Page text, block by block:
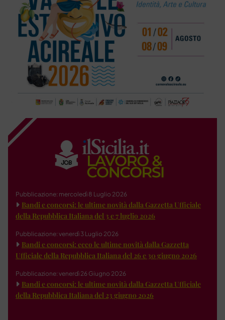
Pubblicazione: mercoledì 8 Luglio 2026
Bandi e concorsi: le ultime novità dalla Gazzetta Ufficiale
della Repubblica Italiana del 3 e 7 luglio 2026
Pubblicazione: venerdì 3 Luglio 2026
Bandi e concorsi: ecco le ultime novità dalla Gazzetta
Ufficiale della Repubblica Italiana del 26 e 30 giugno 2026
Pubblicazione: venerdì 26 Giugno 2026
Bandi e concorsi: le ultime novità dalla Gazzetta Ufficiale
della Repubblica Italiana del 23 giugno 2026